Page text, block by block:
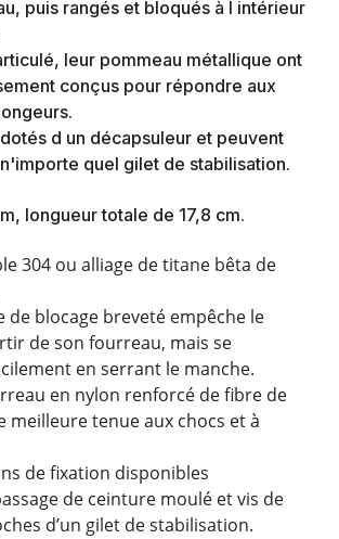
puis rangés et bloqués à l intérieur
leur pommeau métallique ont
conçus pour répondre aux
d un décapsuleur et peuvent
quel gilet de stabilisation.
longueur totale de 17,8 cm.
304 ou alliage de titane bêta de
de blocage breveté empêche le
de son fourreau, mais se
en serrant le manche.
en nylon renforcé de fibre de
meilleure tenue aux chocs et à
de fixation disponibles
de ceinture moulé et vis de
d’un gilet de stabilisation.